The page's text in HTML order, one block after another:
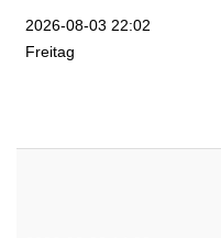
2026-08-03 22:02
Freitag